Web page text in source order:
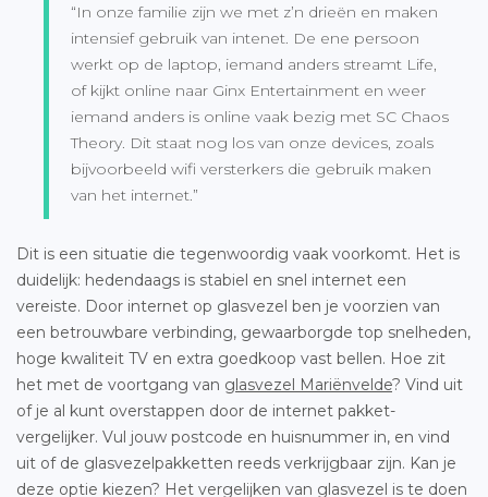
“In onze familie zijn we met z’n drieën en maken
intensief gebruik van intenet. De ene persoon
werkt op de laptop, iemand anders streamt Life,
of kijkt online naar Ginx Entertainment en weer
iemand anders is online vaak bezig met SC Chaos
Theory. Dit staat nog los van onze devices, zoals
bijvoorbeeld wifi versterkers die gebruik maken
van het internet.”
Dit is een situatie die tegenwoordig vaak voorkomt. Het is
duidelijk: hedendaags is stabiel en snel internet een
vereiste. Door internet op glasvezel ben je voorzien van
een betrouwbare verbinding, gewaarborgde top snelheden,
hoge kwaliteit TV en extra goedkoop vast bellen. Hoe zit
het met de voortgang van glasvezel Mariënvelde? Vind uit
of je al kunt overstappen door de internet pakket-
vergelijker. Vul jouw postcode en huisnummer in, en vind
uit of de glasvezelpakketten reeds verkrijgbaar zijn. Kan je
deze optie kiezen? Het vergelijken van glasvezel is te doen